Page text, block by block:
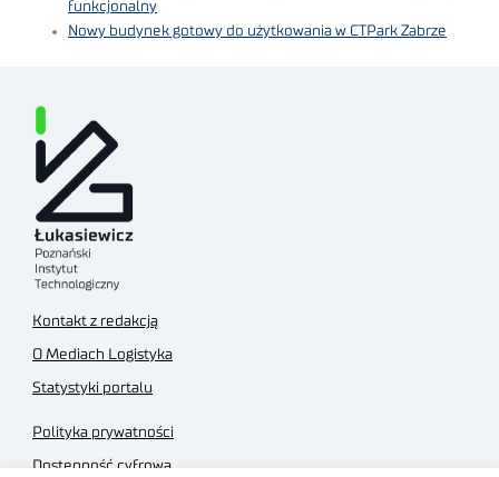
funkcjonalny
Nowy budynek gotowy do użytkowania w CTPark Zabrze
Kontakt z redakcją
O Mediach Logistyka
Statystyki portalu
Polityka prywatności
Dostępność cyfrowa